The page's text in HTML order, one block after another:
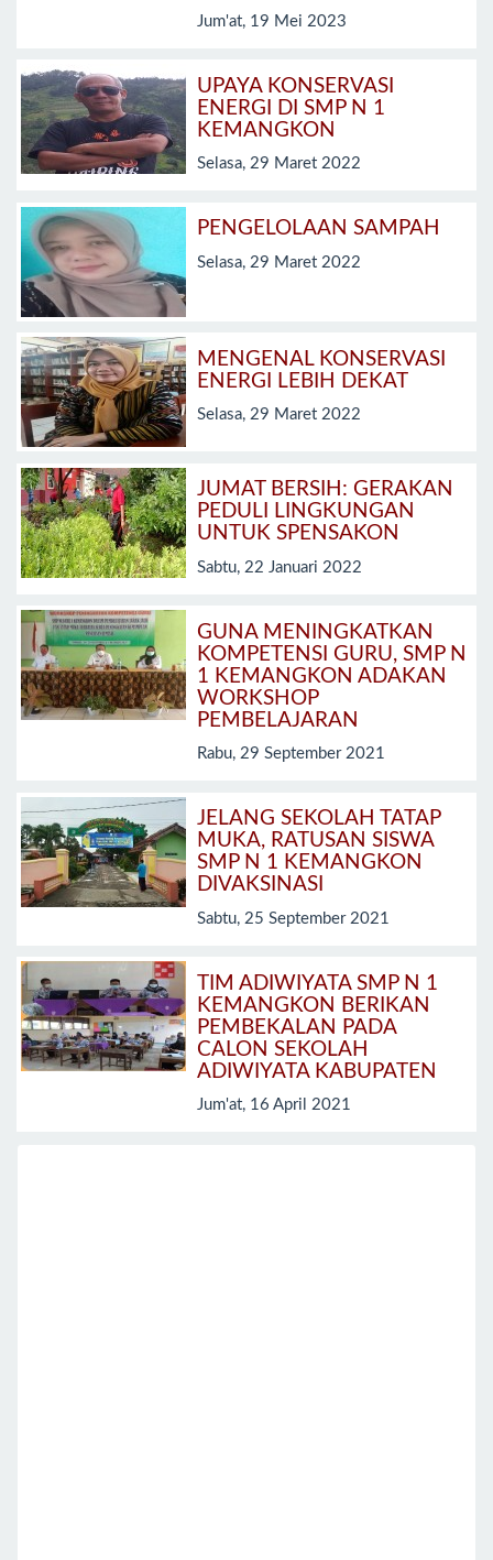
Jum'at, 19 Mei 2023
UPAYA KONSERVASI
ENERGI DI SMP N 1
KEMANGKON
Selasa, 29 Maret 2022
PENGELOLAAN SAMPAH
Selasa, 29 Maret 2022
MENGENAL KONSERVASI
ENERGI LEBIH DEKAT
Selasa, 29 Maret 2022
JUMAT BERSIH: GERAKAN
PEDULI LINGKUNGAN
UNTUK SPENSAKON
Sabtu, 22 Januari 2022
GUNA MENINGKATKAN
KOMPETENSI GURU, SMP N
1 KEMANGKON ADAKAN
WORKSHOP
PEMBELAJARAN
Rabu, 29 September 2021
JELANG SEKOLAH TATAP
MUKA, RATUSAN SISWA
SMP N 1 KEMANGKON
DIVAKSINASI
Sabtu, 25 September 2021
TIM ADIWIYATA SMP N 1
KEMANGKON BERIKAN
PEMBEKALAN PADA
CALON SEKOLAH
ADIWIYATA KABUPATEN
Jum'at, 16 April 2021